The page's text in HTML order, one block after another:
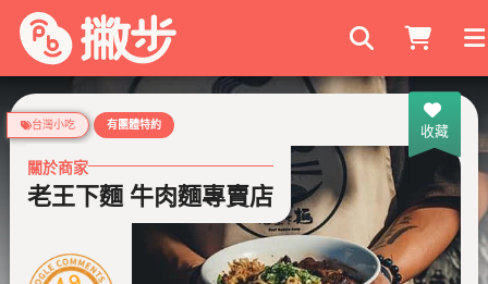
搜尋商家
收藏
台灣小吃 有團體特約
關於商家
老王下麵 牛肉麵專賣店